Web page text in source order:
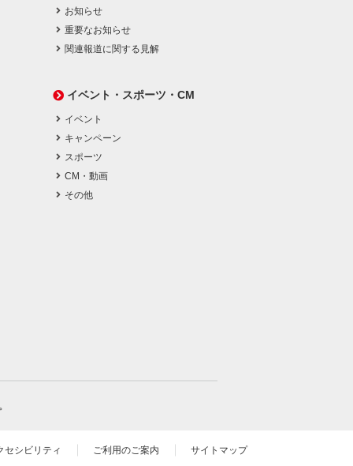
お知らせ
重要なお知らせ
関連報道に関する見解
イベント・スポーツ・CM
イベント
キャンペーン
スポーツ
CM・動画
その他
セシビリティ ご利用のご案内 サイトマップ